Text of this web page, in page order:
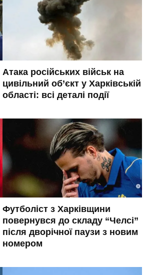
Атака російських військ на
цивільний об’єкт у Харківській
області: всі деталі події
Футболіст з Харківщини
повернувся до складу “Челсі”
після дворічної паузи з новим
номером